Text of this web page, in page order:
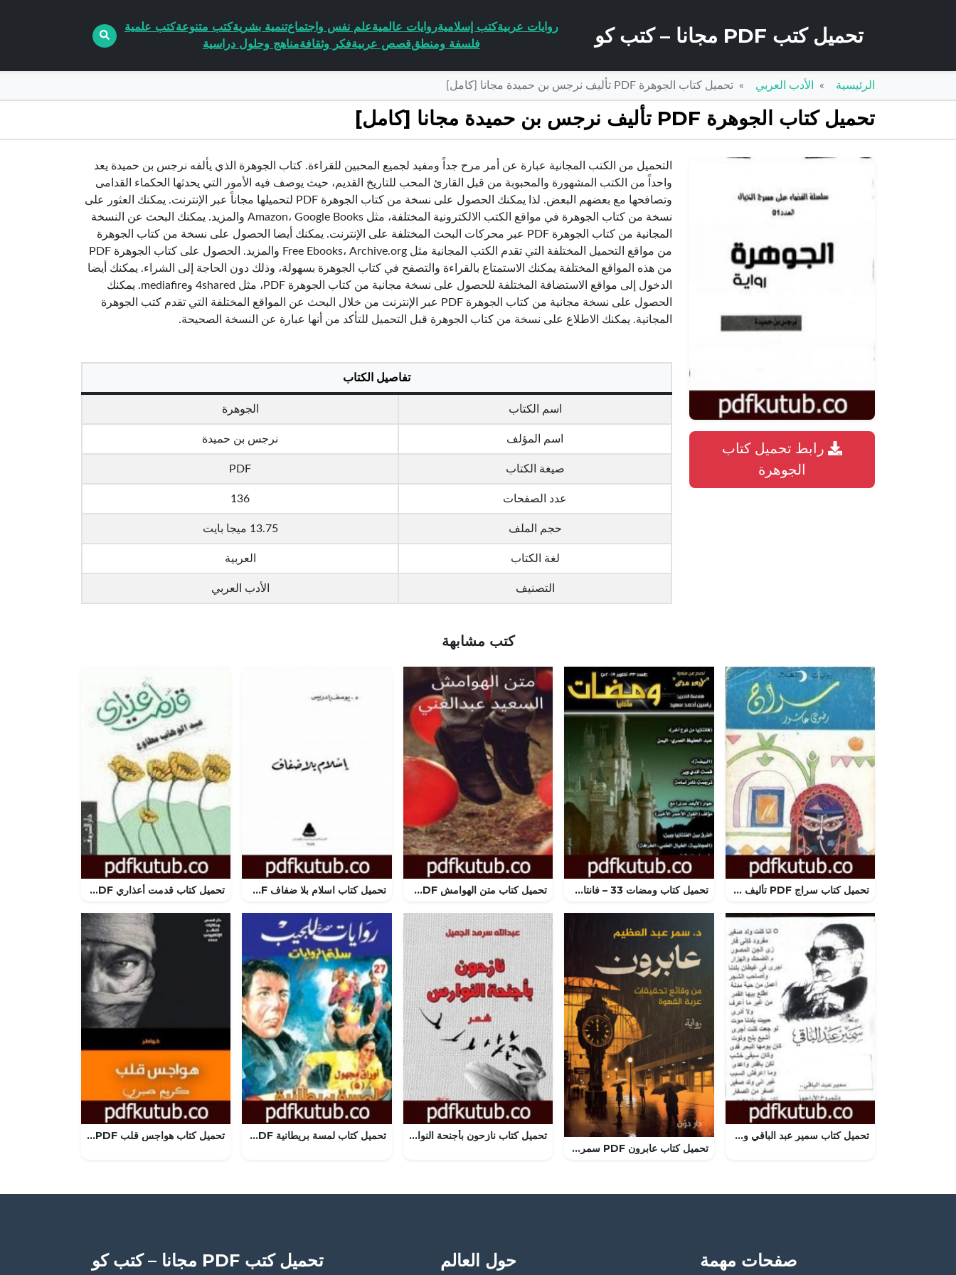
تحميل كتب PDF مجانا – كتب كو روايات عربيةكتب إسلاميةروايات عالميةعلم نفس واجتماعتنمية بشريةكتب متنوعةكتب علمية
فلسفة ومنطققصص عربيةفكر وثقافةمناهج وحلول دراسية
الرئيسية الأدب العربي تحميل كتاب الجوهرة PDF تأليف نرجس بن حميدة مجانا [كامل]
تحميل كتاب الجوهرة PDF تأليف نرجس بن حميدة مجانا [كامل]
رابط تحميل كتاب
الجوهرة
التحميل من الكتب المجانية عبارة عن أمر مرح جداً ومفيد لجميع المحبين للقراءة. كتاب الجوهرة الذي يألفه نرجس بن حميدة يعد
واحداً من الكتب المشهورة والمحبوبة من قبل القارئ المحب للتاريخ القديم، حيث يوصف فيه الأمور التي يحدثها الحكماء القدامى
وتصافحها مع بعضهم البعض. لذا يمكنك الحصول على نسخة من كتاب الجوهرة PDF لتحميلها مجاناً عبر الإنترنت. يمكنك العثور على
نسخة من كتاب الجوهرة في مواقع الكتب الالكترونية المختلفة، مثل Amazon، Google Books والمزيد. يمكنك البحث عن النسخة
المجانية من كتاب الجوهرة PDF عبر محركات البحث المختلفة على الإنترنت. يمكنك أيضا الحصول على نسخة من كتاب الجوهرة
من مواقع التحميل المختلفة التي تقدم الكتب المجانية مثل Free Ebooks، Archive.org والمزيد. الحصول على كتاب الجوهرة PDF
من هذه المواقع المختلفة يمكنك الاستمتاع بالقراءة والتصفح في كتاب الجوهرة بسهولة، وذلك دون الحاجة إلى الشراء. يمكنك أيضا
الدخول إلى مواقع الاستضافة المختلفة للحصول على نسخة مجانية من كتاب الجوهرة PDF، مثل 4shared وmediafire. يمكنك
الحصول على نسخة مجانية من كتاب الجوهرة PDF عبر الإنترنت من خلال البحث عن المواقع المختلفة التي تقدم كتب الجوهرة
المجانية. يمكنك الاطلاع على نسخة من كتاب الجوهرة قبل التحميل للتأكد من أنها عبارة عن النسخة الصحيحة.
تفاصيل الكتاب
اسم الكتاب الجوهرة
اسم المؤلف نرجس بن حميدة
صيغة الكتاب PDF
عدد الصفحات 136
حجم الملف 13.75 ميجا بايت
لغة الكتاب العربية
التصنيف الأدب العربي
كتب مشابهة
تحميل كتاب سراج PDF تأليف رضوى عاشور مجانا [كامل] تحميل كتاب ومضات 33 – فانتازيا PDF تأليف ياسين أحمد سعيد مجانا [كامل] تحميل كتاب متن الهوامش PDF تأليف السعيد عبدالغني مجانا [كامل] تحميل كتاب اسلام بلا ضفاف PDF تأليف يوسف إدريس مجانا [كامل] تحميل كتاب قدمت أعذاري PDF تأليف عبد الوهاب مطاوع مجانا [كامل]
تحميل كتاب سمير عبد الباقي وشمروخ الأراجوز PDF تأليف سمير عبد الباقي مجانا [كامل]
تحميل كتاب عابرون PDF سمر عبد العظيم مجانا برابط مباشر
تحميل كتاب نازحون بأجنحة النوارس PDF تأليف عبد الله سرمد الجميل مجانا [كامل] تحميل كتاب لمسة بريطانية PDF تأليف تامر إبراهيم مجانا [كامل] تحميل كتاب هواجس قلب PDF تأليف كريم صبري مجانا [كامل]
صفحات مهمة حول العالم تحميل كتب PDF مجانا – كتب كو